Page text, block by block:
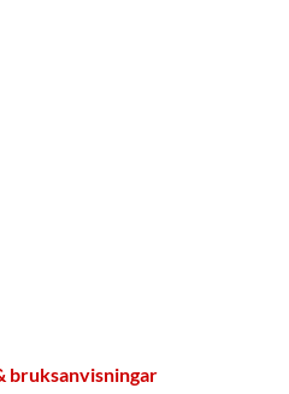
bruksanvisningar